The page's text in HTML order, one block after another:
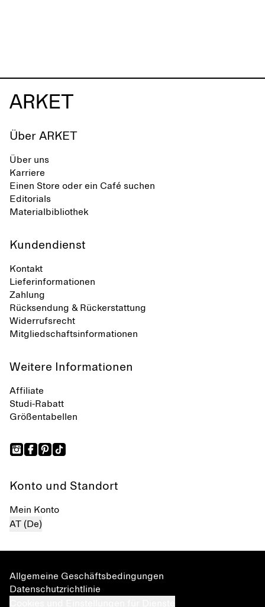
Über ARKET
Über uns
Karriere
Einen Store oder ein Café suchen
Editorials
Materialbibliothek
Kundendienst
Kontakt
Lieferinformationen
Zahlung
Rücksendung & Rückerstattung
Widerrufsrecht
Mitgliedschaftsinformationen
Weitere Informationen
Affiliate
Studi-Rabatt
Größentabellen
Konto und Standort
Mein Konto
AT (De)
Allgemeine Geschäftsbedingungen
Datenschutzrichtlinie